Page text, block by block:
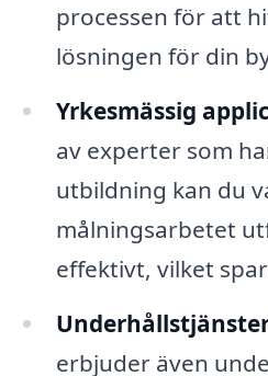
processen för att
lösningen för din
Yrkesmässig
av experter som
utbildning kan du
målningsarbetet
effektivt, vilket
erbjuder även